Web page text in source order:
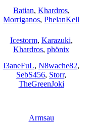
Batian, Khardros,
Morriganos, PhelanKell
Icestorm, Karazuki,
Khardros, phönix
I3aneFuL, N8wache82,
SebS456, Storr,
TheGreenJoki
Armsau